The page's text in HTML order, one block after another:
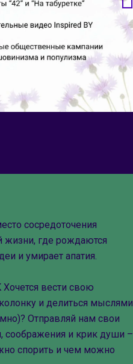
сосредоточения
жизни, где рождаются
и умирает апатия.
Хочется вести свою
и делиться мыслями
Отправляй нам свои
соображения и крик души –
спорить и чем можно